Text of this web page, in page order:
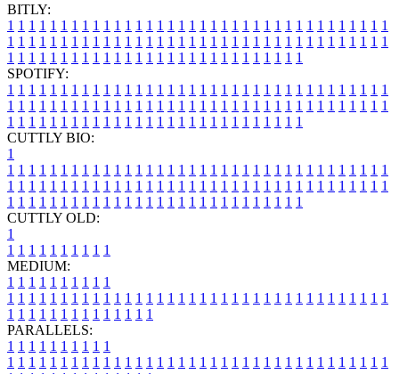
BITLY:
1 1 1 1 1 1 1 1 1 1 1 1 1 1 1 1 1 1 1 1 1 1 1 1 1 1 1 1 1 1 1 1 1 1 1 1
1 1 1 1 1 1 1 1 1 1 1 1 1 1 1 1 1 1 1 1 1 1 1 1 1 1 1 1 1 1 1 1 1 1 1 1
1 1 1 1 1 1 1 1 1 1 1 1 1 1 1 1 1 1 1 1 1 1 1 1 1 1 1 1
SPOTIFY:
1 1 1 1 1 1 1 1 1 1 1 1 1 1 1 1 1 1 1 1 1 1 1 1 1 1 1 1 1 1 1 1 1 1 1 1
1 1 1 1 1 1 1 1 1 1 1 1 1 1 1 1 1 1 1 1 1 1 1 1 1 1 1 1 1 1 1 1 1 1 1 1
1 1 1 1 1 1 1 1 1 1 1 1 1 1 1 1 1 1 1 1 1 1 1 1 1 1 1 1
CUTTLY BIO:
1
1 1 1 1 1 1 1 1 1 1 1 1 1 1 1 1 1 1 1 1 1 1 1 1 1 1 1 1 1 1 1 1 1 1 1 1
1 1 1 1 1 1 1 1 1 1 1 1 1 1 1 1 1 1 1 1 1 1 1 1 1 1 1 1 1 1 1 1 1 1 1 1
1 1 1 1 1 1 1 1 1 1 1 1 1 1 1 1 1 1 1 1 1 1 1 1 1 1 1 1
CUTTLY OLD:
1
1 1 1 1 1 1 1 1 1 1
MEDIUM:
1 1 1 1 1 1 1 1 1 1
1 1 1 1 1 1 1 1 1 1 1 1 1 1 1 1 1 1 1 1 1 1 1 1 1 1 1 1 1 1 1 1 1 1 1 1
1 1 1 1 1 1 1 1 1 1 1 1 1 1
PARALLELS:
1 1 1 1 1 1 1 1 1 1
1 1 1 1 1 1 1 1 1 1 1 1 1 1 1 1 1 1 1 1 1 1 1 1 1 1 1 1 1 1 1 1 1 1 1 1